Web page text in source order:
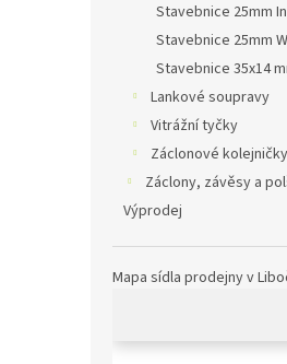
Stavebnice 25mm
Stavebnice 25mm
Stavebnice 35x14
Lankové soupravy
Vitrážní tyčky
Záclonové kolejničky
Záclony, závěsy a
Výprodej
Mapa sídla prodejny v